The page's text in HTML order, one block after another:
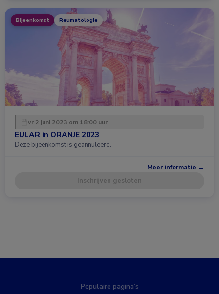
Bijeenkomst Reumatologie
vr 2 juni 2023 om 18:00 uur
EULAR in ORANJE 2023
Deze bijeenkomst is geannuleerd.
Meer informatie →
Inschrijven gesloten
Populaire pagina’s